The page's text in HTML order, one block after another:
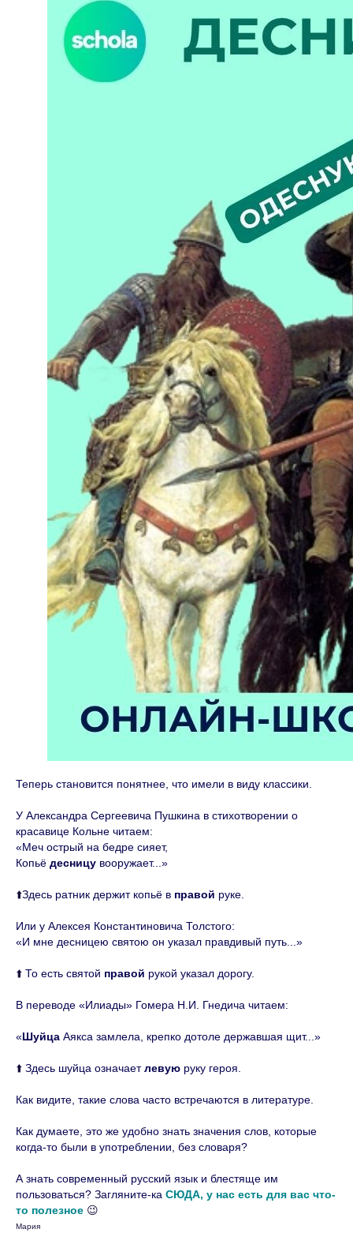
Теперь становится понятнее, что имели в виду классики.
У Александра Сергеевича Пушкина в стихотворении о
красавице Кольне читаем:
«Меч острый на бедре сияет,
Копьё десницу вооружает...»
⬆️Здесь ратник держит копьё в правой руке.
Или у Алексея Константиновича Толстого:
«И мне десницею святою он указал правдивый путь...»
⬆️ То есть святой правой рукой указал дорогу.
В переводе «Илиады» Гомера Н.И. Гнедича читаем:
«Шуйца Аякса замлела, крепко дотоле державшая щит...»
⬆️ Здесь шуйца означаетлевую руку героя.
Как видите, такие слова часто встречаются в литературе.
Как думаете, это же удобно знать значения слов, которые
когда-то были в употреблении, без словаря?
А знать современный русский язык и блестяще им
пользоваться? Загляните-ка СЮДА, у нас есть для вас что-
то полезное 😉
Мария
Ресурсы: Оформление с помощью
Упражнения: «Русский язык на отлично»
«Мир и Образование», 2019
© 2023 Все права защищены. Любое
копирование материалов без
запрещено.
Курсы
Чередование гласных в корне
Сложное предложение
Односоставные предложения
Политика конфиденциальности
Контакты
+7 965 520-89-47
Мы в социальных сетях: